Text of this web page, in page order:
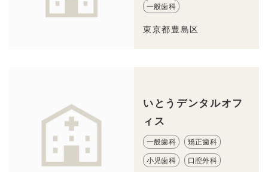
一般歯科
東京都豊島区
いとうデンタルオフ
ィス
一般歯科 矯正歯科
小児歯科 口腔外科